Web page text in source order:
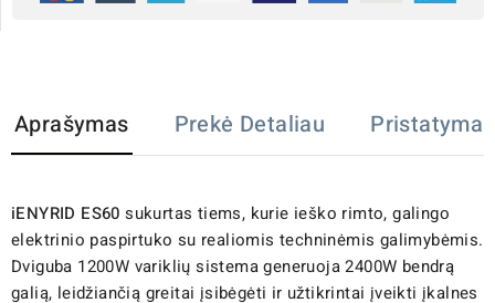
Aprašymas Prekė Detaliau Pristatymas
iENYRID ES60 sukurtas tiems, kurie ieško rimto, galingo
elektrinio paspirtuko su realiomis techninėmis galimybėmis.
Dviguba 1200W variklių sistema generuoja 2400W bendrą
galią, leidžiančią greitai įsibėgėti ir užtikrintai įveikti įkalnes